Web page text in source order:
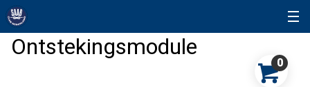
Ontstekingsmodule
0